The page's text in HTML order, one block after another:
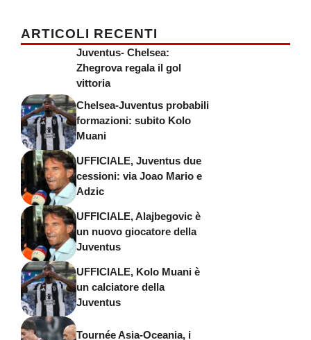
ARTICOLI RECENTI
Juventus- Chelsea:
Zhegrova regala il gol
vittoria
Chelsea-Juventus probabili
formazioni: subito Kolo
Muani
UFFICIALE, Juventus due
cessioni: via Joao Mario e
Adzic
UFFICIALE, Alajbegovic è
un nuovo giocatore della
Juventus
UFFICIALE, Kolo Muani è
un calciatore della
Juventus
Tournée Asia-Oceania, i